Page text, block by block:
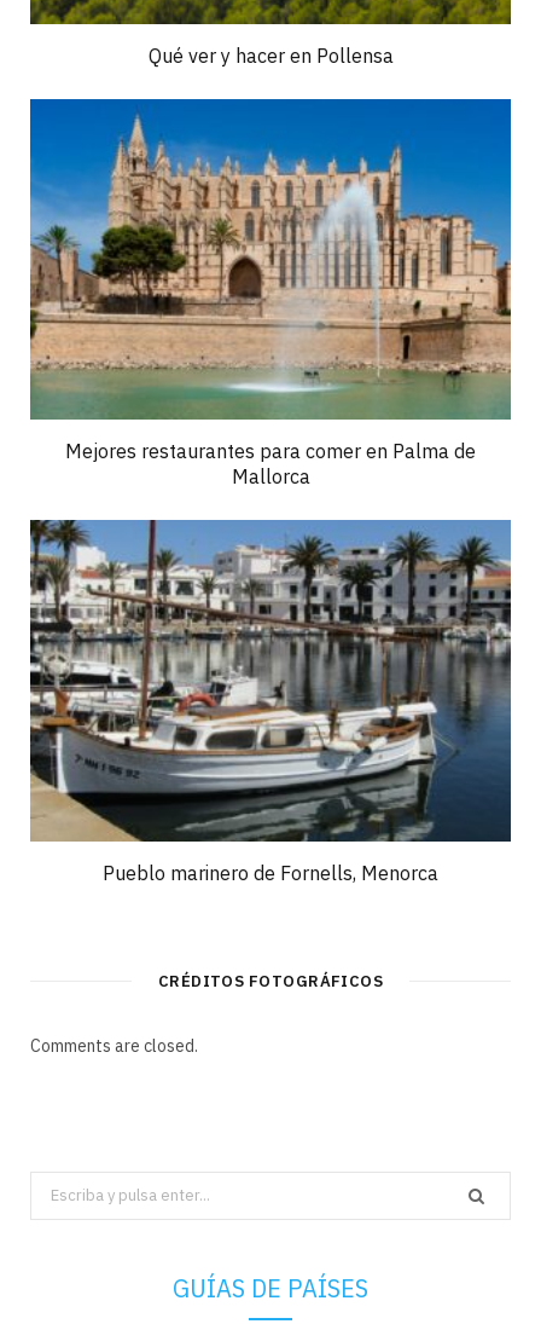
Qué ver y hacer en Pollensa
Mejores restaurantes para comer en Palma de
Mallorca
Pueblo marinero de Fornells, Menorca
CRÉDITOS FOTOGRÁFICOS
Comments are closed.
Search
for:
GUÍAS DE PAÍSES